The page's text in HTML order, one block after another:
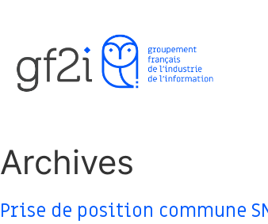
Archives
Prise de position commune